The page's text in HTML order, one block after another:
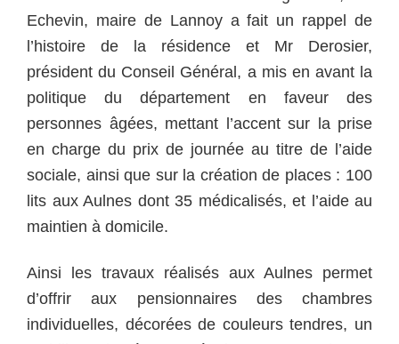
Echevin, maire de Lannoy a fait un rappel de
l’histoire de la résidence et Mr Derosier,
président du Conseil Général, a mis en avant la
politique du département en faveur des
personnes âgées, mettant l’accent sur la prise
en charge du prix de journée au titre de l’aide
sociale, ainsi que sur la création de places : 100
lits aux Aulnes dont 35 médicalisés, et l’aide au
maintien à domicile.
Ainsi les travaux réalisés aux Aulnes permet
d’offrir aux pensionnaires des chambres
individuelles, décorées de couleurs tendres, un